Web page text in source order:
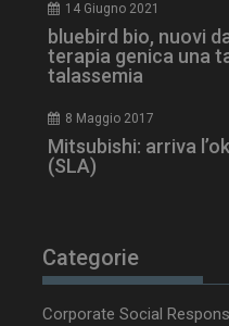
14 Giugno 2021
bluebird bio, nuovi
terapia genica una
talassemia
8 Maggio 2017
Mitsubishi: arriva
(SLA)
Categorie
Corporate Social
ARRAffinity